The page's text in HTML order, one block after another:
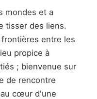
mondes et a
tisser des liens.
entre les
propice à
; bienvenue sur
de rencontre
au cœur d'une